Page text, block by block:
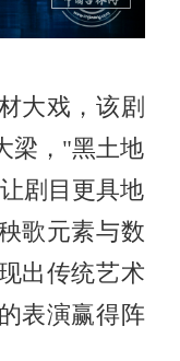
戏，该剧
梁，"黑土地
剧目更具地
歌元素与数
出传统艺术
表演赢得阵